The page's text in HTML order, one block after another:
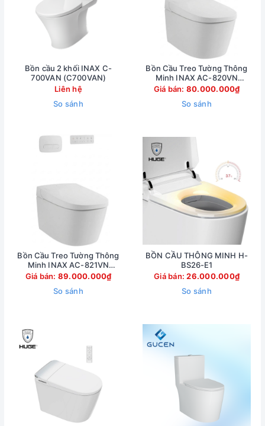
Bồn cầu 2 khối INAX C-
700VAN (C700VAN)
Liên hệ
So sánh
Bồn Cầu Treo Tường Thông
Minh INAX AC-820VN
(AC820VN)
Giá bán: 80.000.000₫
So sánh
Bồn Cầu Treo Tường Thông
Minh INAX AC-821VN
(AC821VN)
Giá bán: 89.000.000₫
So sánh
BỒN CẦU THÔNG MINH H-
BS26-E1
Giá bán:26.000.000₫
So sánh